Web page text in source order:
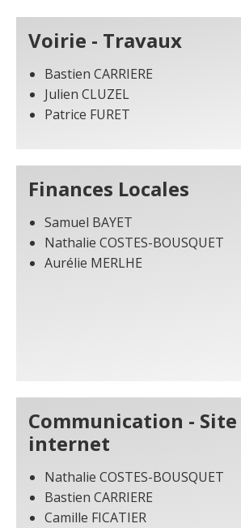
Voirie - Travaux
Bastien CARRIERE
Julien CLUZEL
Patrice FURET
Finances Locales
Samuel BAYET
Nathalie COSTES-BOUSQUET
Aurélie MERLHE
Communication - Site
internet
Nathalie COSTES-BOUSQUET
Bastien CARRIERE
Camille FICATIER